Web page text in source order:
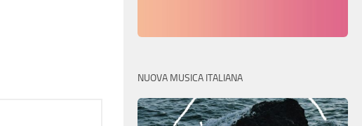
NUOVA MUSICA ITALIANA